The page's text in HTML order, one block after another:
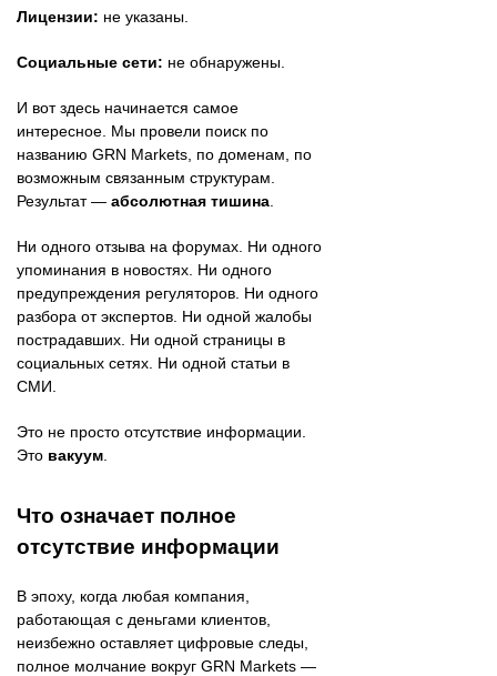
Лицензии: не указаны.
Социальные сети: не обнаружены.
И вот здесь начинается самое
интересное. Мы провели поиск по
названию GRN Markets, по доменам, по
возможным связанным структурам.
Результат — абсолютная тишина
Ни одного отзыва на форумах. Ни одного
упоминания в новостях. Ни одного
предупреждения регуляторов. Ни одного
разбора от экспертов. Ни одной жалобы
пострадавших. Ни одной страницы в
социальных сетях. Ни одной статьи в
СМИ.
Это не просто отсутствие информации.
Это вакуум
Что означает полное
отсутствие информации
В эпоху, когда любая компания,
работающая с деньгами клиентов,
неизбежно оставляет цифровые следы,
полное молчание вокруг GRN Markets —